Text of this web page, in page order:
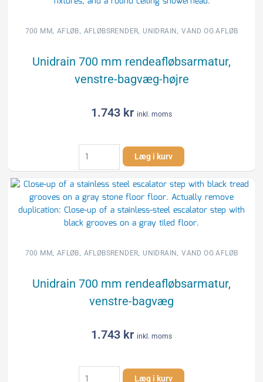
rist
Unidrain
antal
700 MM, AFLØB, AFLØBSRENDER, UNIDRAIN,VAND OG AFLØB
Unidrain 700 mm rendeafløbsarmatur,
venstre-bagvæg-højre
1.743 kr inkl. moms
Unidrain
700
mm
rendeafløbsarmatur,
venstre-
bagvæg-
højre
Læg i kurv
700 MM, AFLØB, AFLØBSRENDER, UNIDRAIN,VAND OG AFLØB
Unidrain 700 mm rendeafløbsarmatur,
venstre-bagvæg
1.743 kr inkl. moms
Unidrain
Læg i kurv